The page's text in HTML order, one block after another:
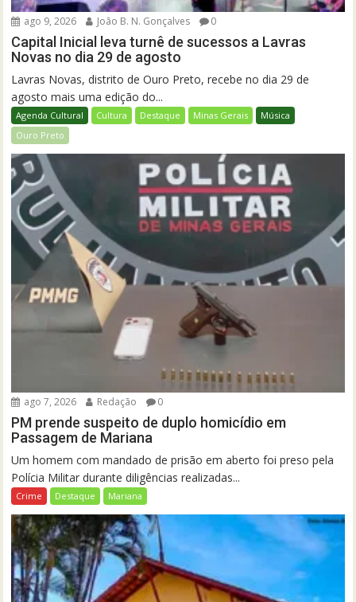
ago 9, 2026 João B. N. Gonçalves 0
Capital Inicial leva turnê de sucessos a Lavras
Novas no dia 29 de agosto
Lavras Novas, distrito de Ouro Preto, recebe no dia 29 de
agosto mais uma edição do...
Agenda Cultural Cultura Destaque Minas Gerais
Música
Ouro Preto
ago 7, 2026 Redação 0
PM prende suspeito de duplo homicídio em
Passagem de Mariana
Um homem com mandado de prisão em aberto foi preso pela
Polícia Militar durante diligências realizadas...
Crime Destaque Mariana